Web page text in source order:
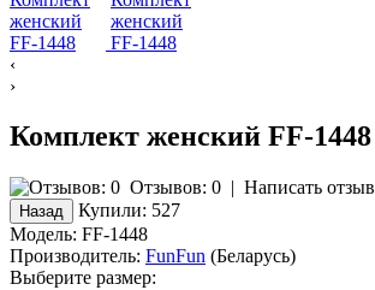
‹
›
Комплект женский FF-1448
Отзывов: 0 | Написать отзыв
Купили: 527
Модель: FF-1448
Производитель: FunFun (Беларусь)
Выберите размер: